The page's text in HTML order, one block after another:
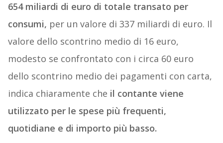
654 miliardi di euro di totale transato per
consumi, per un valore di 337 miliardi di euro. Il
valore dello scontrino medio di 16 euro,
modesto se confrontato con i circa 60 euro
dello scontrino medio dei pagamenti con carta,
indica chiaramente che il contante viene
utilizzato per le spese più frequenti,
quotidiane e di importo più basso.